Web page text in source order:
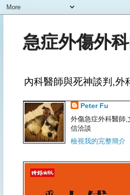
急症外傷外
內科醫師與死神談判,外
Peter Fu
外傷急症外科醫師
信洽談
檢視我的完整簡介